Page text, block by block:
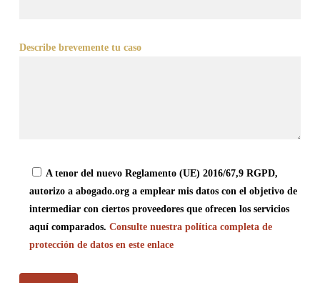
Describe brevemente tu caso
A tenor del nuevo Reglamento (UE) 2016/67,9 RGPD,
autorizo a abogado.org a emplear mis datos con el objetivo de
intermediar con ciertos proveedores que ofrecen los servicios
aquí comparados. Consulte nuestra política completa de
protección de datos en este enlace